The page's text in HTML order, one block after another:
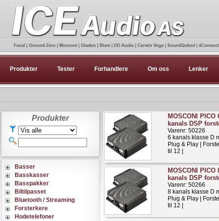
Produkter Tester Forhandlere Om oss Lenker
Produkter
Basser
Basskasser
Basspakker
Biltilpasset
Bluetooth / Streaming
Forsterkere
Hodetelefoner
MOSCONI PICO
kanals DSP
Varenr: 50226
6 kanals klasse D
Plug & Play |
til 12 |
MOSCONI PICO
kanals DSP
Varenr: 50266
8 kanals klasse D
Plug & Play |
til 12 |